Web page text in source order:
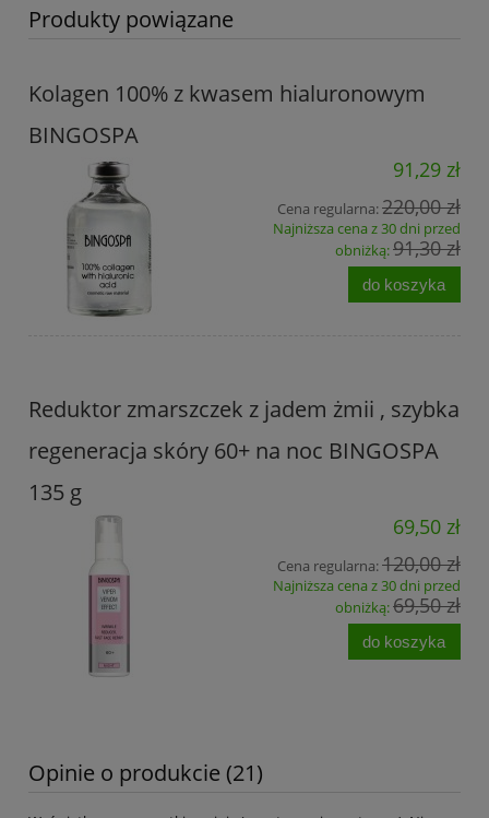
Produkty powiązane
Kolagen 100% z kwasem hialuronowym
BINGOSPA
91,29 zł
Cena regularna:220,00 zł
Najniższa cena z 30 dni przed
obniżką:91,30 zł
do koszyka
Reduktor zmarszczek z jadem żmii , szybka
regeneracja skóry 60+ na noc BINGOSPA
135 g
69,50 zł
Cena regularna:120,00 zł
Najniższa cena z 30 dni przed
obniżką:69,50 zł
do koszyka
Opinie o produkcie (21)